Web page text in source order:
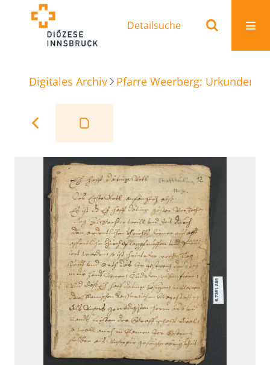
Detailsuche
Digitales Archiv Pfarre Weerberg: Urkunden